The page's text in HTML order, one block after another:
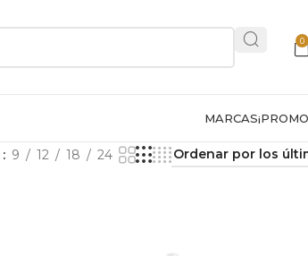
0
MARCAS
9 12 18 24